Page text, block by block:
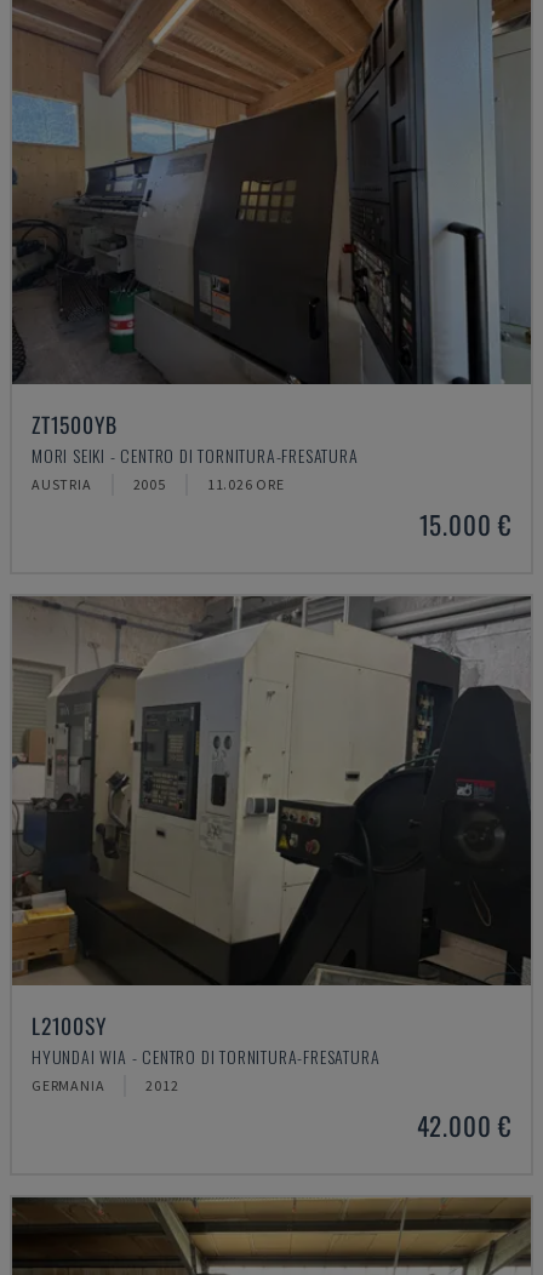
ZT1500YB
MORI SEIKI - CENTRO DI TORNITURA-FRESATURA
AUSTRIA 2005 11.026 ORE
15.000 €
L2100SY
HYUNDAI WIA - CENTRO DI TORNITURA-FRESATURA
GERMANIA 2012
42.000 €